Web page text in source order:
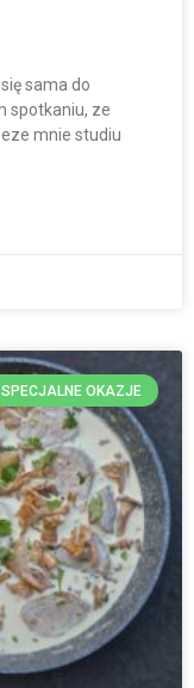
sama do
spotkaniu, ze
mnie studiu
OKAZJE